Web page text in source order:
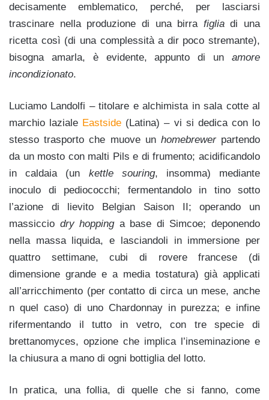
decisamente emblematico, perché, per lasciarsi
trascinare nella produzione di una birra figliadi una
ricetta così (di una complessità a dir poco stremante),
bisogna amarla, è evidente, appunto di un amore
incondizionato.
Luciamo Landolfi – titolare e alchimista in sala cotte al
marchio laziale Eastside (Latina) – vi si dedica con lo
stesso trasporto che muove un homebrewerpartendo
da un mosto con malti Pils e di frumento; acidificandolo
in caldaia (un kettle souring, insomma) mediante
inoculo di pediococchi; fermentandolo in tino sotto
l’azione di lievito Belgian Saison II; operando un
massiccio dry hoppinga base di Simcoe; deponendo
nella massa liquida, e lasciandoli in immersione per
quattro settimane, cubi di rovere francese (di
dimensione grande e a media tostatura) già applicati
all’arricchimento (per contatto di circa un mese, anche
n quel caso) di uno Chardonnay in purezza; e infine
rifermentando il tutto in vetro, con tre specie di
brettanomyces, opzione che implica l’inseminazione e
la chiusura a mano di ogni bottiglia del lotto.
In pratica, una follia, di quelle che si fanno, come